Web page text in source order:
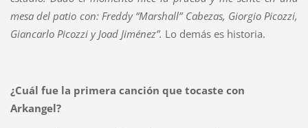
mesa del patio con: Freddy “Marshall” Cabezas, Giorgio Picozzi,
Giancarlo Picozzi y Joad Jiménez”. Lo demás es historia.
¿Cuál fue la primera canción que tocaste con
Arkangel?